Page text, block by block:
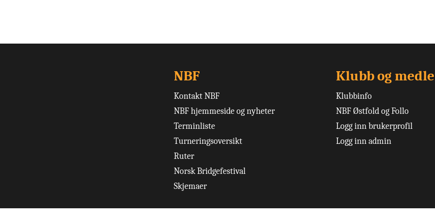
NBF
Kontakt NBF
NBF hjemmeside og nyheter
Terminliste
Turneringsoversikt
Ruter
Norsk Bridgefestival
Skjemaer
Klubb og
Klubbinfo
NBF Østfold og Follo
Logg inn brukerprofil
Logg inn admin